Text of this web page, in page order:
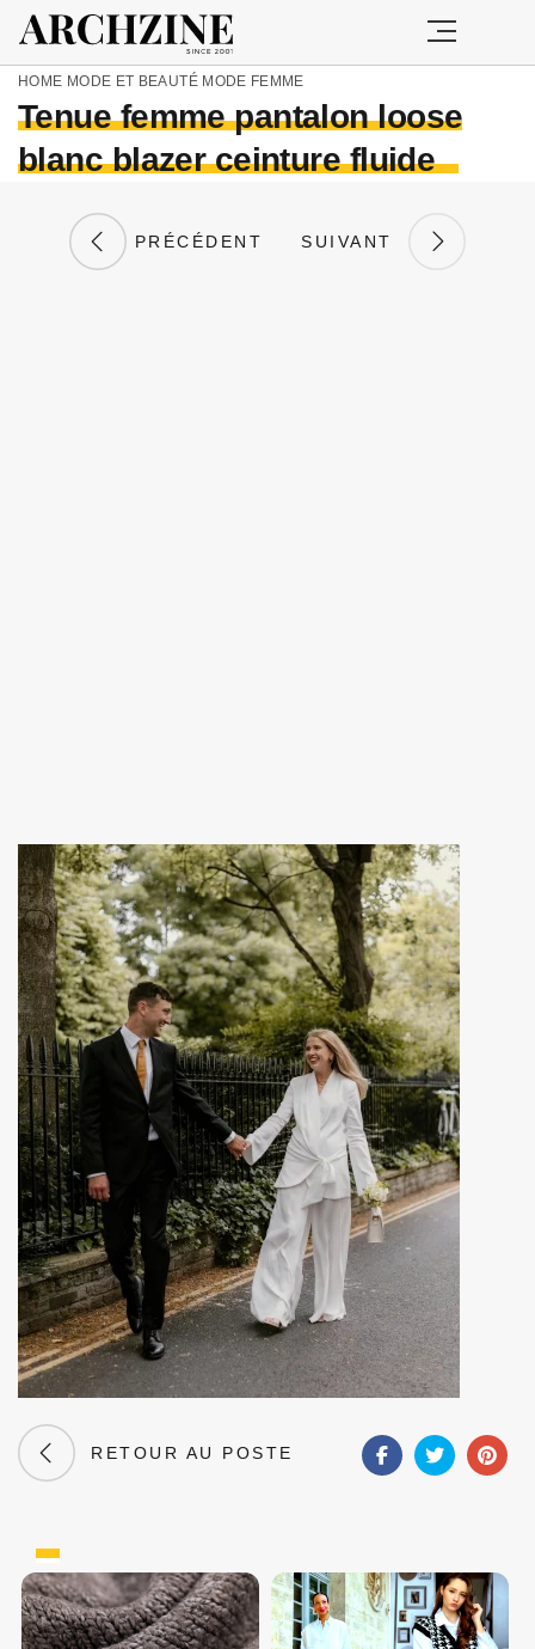
HOME MODE ET BEAUTÉ MODE FEMME
Tenue femme pantalon loose
blanc blazer ceinture fluide
PRÉCÉDENT SUIVANT
RETOUR AU POSTE